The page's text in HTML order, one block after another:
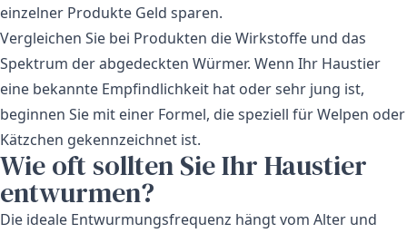
einzelner Produkte Geld sparen.
Vergleichen Sie bei Produkten die Wirkstoffe und das
Spektrum der abgedeckten Würmer. Wenn Ihr Haustier
eine bekannte Empfindlichkeit hat oder sehr jung ist,
beginnen Sie mit einer Formel, die speziell für Welpen oder
Kätzchen gekennzeichnet ist.
Wie oft sollten Sie Ihr Haustier
entwurmen?
Die ideale Entwurmungsfrequenz hängt vom Alter und